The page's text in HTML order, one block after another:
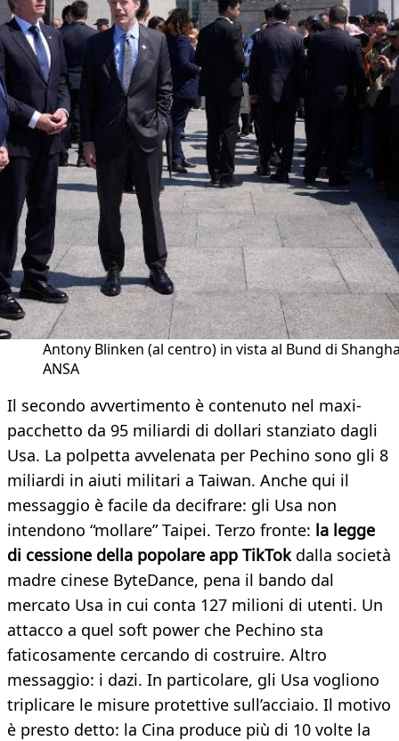
Antony Blinken (al centro) in vista al Bund di
ANSA
Il secondo avvertimento è contenuto nel maxi-
pacchetto da 95 miliardi di dollari stanziato dagli
Usa. La polpetta avvelenata per Pechino sono gli 8
miliardi in aiuti militari a Taiwan. Anche qui il
messaggio è facile da decifrare: gli Usa non
intendono “mollare” Taipei. Terzo fronte: la legge
di cessione della popolare app TikTok dalla società
madre cinese ByteDance, pena il bando dal
mercato Usa in cui conta 127 milioni di utenti. Un
attacco a quel soft power che Pechino sta
faticosamente cercando di costruire. Altro
messaggio: i dazi. In particolare, gli Usa vogliono
triplicare le misure protettive sull’acciaio. Il motivo
è presto detto: la Cina produce più di 10 volte la